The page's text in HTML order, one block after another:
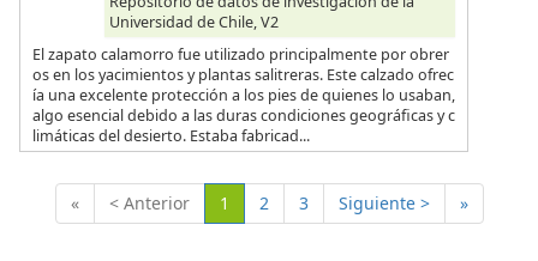
Universidad de Chile, V2
El zapato calamorro fue utilizado principalmente por obrer
os en los yacimientos y plantas salitreras. Este calzado ofrec
ía una excelente protección a los pies de quienes lo usaban,
algo esencial debido a las duras condiciones geográficas y c
limáticas del desierto. Estaba fabricad...
« < Anterior 1 (Actual)
2 3 Siguiente > »